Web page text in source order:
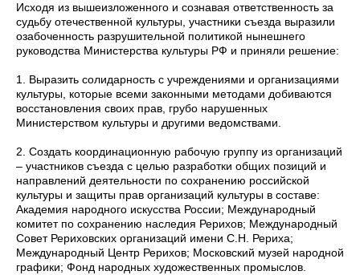
Исходя из вышеизложенного и сознавая ответственность за
судьбу отечественной культуры, участники съезда выразили
озабоченность разрушительной политикой нынешнего
руководства Министерства культуры РФ и приняли решение:
1. Выразить солидарность с учреждениями и организациями
культуры, которые всеми законными методами добиваются
восстановления своих прав, грубо нарушенных
Министерством культуры и другими ведомствами.
2. Создать координационную рабочую группу из организаций
– участников съезда с целью разработки общих позиций и
направлений деятельности по сохранению российской
культуры и защиты прав организаций культуры в составе:
Академия народного искусства России; Международный
комитет по сохранению наследия Рерихов; Международный
Совет Рериховских организаций имени С.Н. Рериха;
Международный Центр Рерихов; Московский музей народной
графики; Фонд народных художественных промыслов.